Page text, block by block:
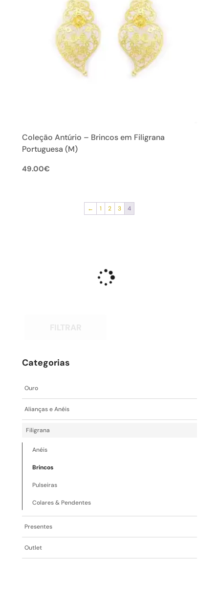
Coleção Antúrio – Brincos em Filigrana
Portuguesa (M)
49.00€
← 1 2 3 4
Categorias
Ouro
Alianças e Anéis
Filigrana
Anéis
Brincos
Pulseiras
Colares & Pendentes
Presentes
Outlet